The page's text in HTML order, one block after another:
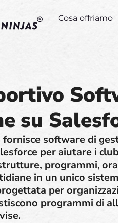
Cosa offriamo
su
fornisce software di
per aiutare i
programmi,
in un unico
per
programmi di